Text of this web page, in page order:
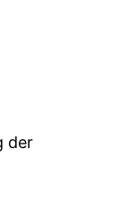
der